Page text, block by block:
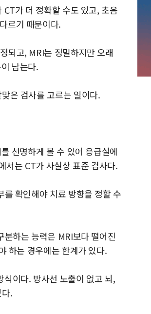
가 더 정확할 수도 있고, 초음
르기 때문이다.
되고, MRI는 정밀하지만 오래
남는다.
은 검사를 고르는 일이다.
선명하게 볼 수 있어 응급실에
서는 CT가 사실상 표준 검사다.
확인해야 치료 방향을 정할 수
하는 능력은 MRI보다 떨어진
하는 경우에는 한계가 있다.
이다. 방사선 노출이 없고 뇌,
.